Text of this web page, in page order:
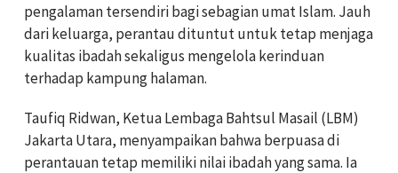
pengalaman tersendiri bagi sebagian umat Islam. Jauh
dari keluarga, perantau dituntut untuk tetap menjaga
kualitas ibadah sekaligus mengelola kerinduan
terhadap kampung halaman.
Taufiq Ridwan, Ketua Lembaga Bahtsul Masail (LBM)
Jakarta Utara, menyampaikan bahwa berpuasa di
perantauan tetap memiliki nilai ibadah yang sama. Ia